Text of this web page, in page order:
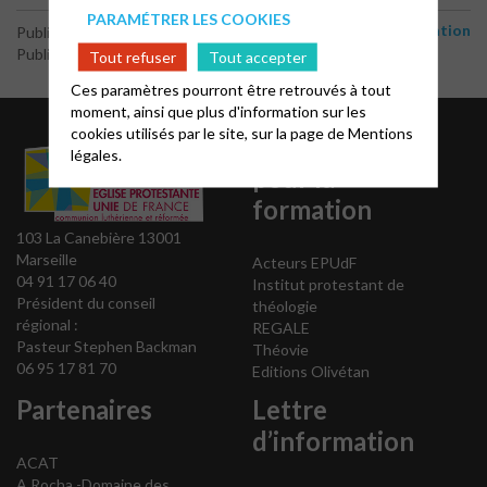
Publié le 6 mars 2026
Publié par le webmaster
Communication
103 La Canebière 13001
Marseille
04 91 17 06 40
Président du conseil
régional :
Pasteur Stephen Backman
06 95 17 81 70
Liens utiles
formation
Acteurs EPUdF
Institut protestant de
théologie
REGALE
Théovie
Editions Olivétan
Partenaires
ACAT
Lettre
d’information
PARAMÉTRER LES COOKIES
Tout refuser
Tout accepter
Ces paramètres pourront être retrouvés à tout
moment, ainsi que plus d'information sur les
cookies utilisés par le site, sur la page deMentions
légales.